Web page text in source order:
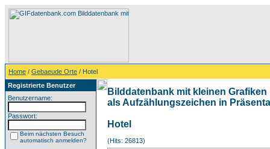
Home / Gebaeude Orte / Hotel
Registrierte Benutzer
Benutzername:
Passwort:
Beim nächsten Besuch
automatisch anmelden?
Bilddatenbank mit kleinen
als Aufzählungszeichen in
Hotel
(Hits: 26813)